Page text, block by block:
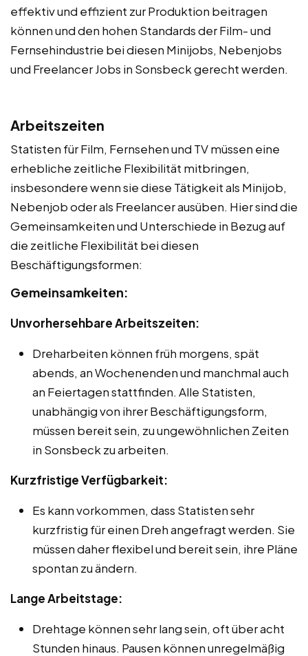
effektiv und effizient zur Produktion beitragen
können und den hohen Standards der Film- und
Fernsehindustrie bei diesen Minijobs, Nebenjobs
und Freelancer Jobs in Sonsbeck gerecht werden.
Arbeitszeiten
Statisten für Film, Fernsehen und TV müssen eine
erhebliche zeitliche Flexibilität mitbringen,
insbesondere wenn sie diese Tätigkeit als Minijob,
Nebenjob oder als Freelancer ausüben. Hier sind die
Gemeinsamkeiten und Unterschiede in Bezug auf
die zeitliche Flexibilität bei diesen
Beschäftigungsformen:
Gemeinsamkeiten:
Unvorhersehbare Arbeitszeiten:
Dreharbeiten können früh morgens, spät
abends, an Wochenenden und manchmal auch
an Feiertagen stattfinden. Alle Statisten,
unabhängig von ihrer Beschäftigungsform,
müssen bereit sein, zu ungewöhnlichen Zeiten
in Sonsbeck zu arbeiten.
Kurzfristige Verfügbarkeit:
Es kann vorkommen, dass Statisten sehr
kurzfristig für einen Dreh angefragt werden. Sie
müssen daher flexibel und bereit sein, ihre Pläne
spontan zu ändern.
Lange Arbeitstage:
Drehtage können sehr lang sein, oft über acht
Stunden hinaus. Pausen können unregelmäßig